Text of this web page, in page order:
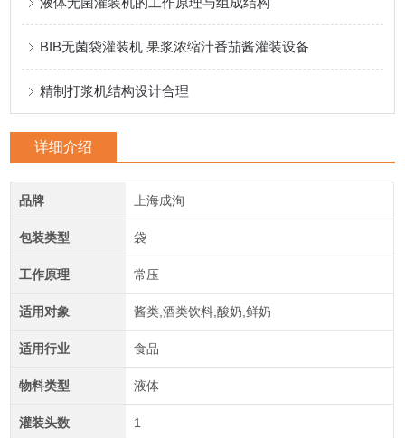
BIB无菌袋灌装机 果浆浓缩汁番茄酱灌装设备
精制打浆机结构设计合理
详细介绍
品牌 上海成洵
包装类型 袋
工作原理 常压
适用对象 酱类,酒类饮料,酸奶,鲜奶
适用行业 食品
物料类型 液体
灌装头数 1